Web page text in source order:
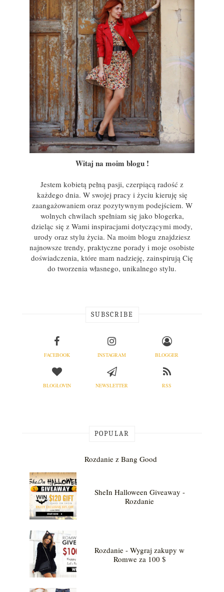
Witaj na moim blogu !
Jestem kobietą pełną pasji, czerpiącą radość z
każdego dnia. W swojej pracy i życiu kieruję się
zaangażowaniem oraz pozytywnym podejściem. W
wolnych chwilach spełniam się jako blogerka,
dzieląc się z Wami inspiracjami dotyczącymi mody,
urody oraz stylu życia. Na moim blogu znajdziesz
najnowsze trendy, praktyczne porady i moje osobiste
doświadczenia, które mam nadzieję, zainspirują Cię
do tworzenia własnego, unikalnego stylu.
SUBSCRIBE
FACEBOOK INSTAGRAM BLOGGER
BLOGLOVIN NEWSLETTER RSS
POPULAR
Rozdanie z Bang Good
SheIn Halloween Giveaway -
Rozdanie
Rozdanie - Wygraj zakupy w
Romwe za 100 $